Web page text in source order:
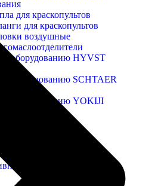
для краскопультов
для краскопультов
воздушные
к оборудованию HYVST
к оборудованию SCHTAER
к оборудованию YOKIJI
ЛКМ
ЛКМ